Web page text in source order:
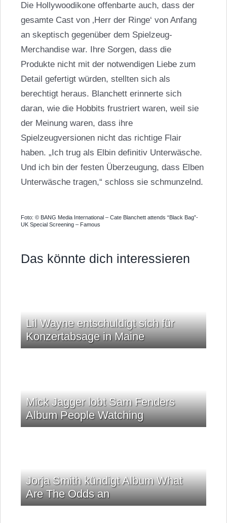
Die Hollywoodikone offenbarte auch, dass der
gesamte Cast von ‚Herr der Ringe‘ von Anfang
an skeptisch gegenüber dem Spielzeug-
Merchandise war. Ihre Sorgen, dass die
Produkte nicht mit der notwendigen Liebe zum
Detail gefertigt würden, stellten sich als
berechtigt heraus. Blanchett erinnerte sich
daran, wie die Hobbits frustriert waren, weil sie
der Meinung waren, dass ihre
Spielzeugversionen nicht das richtige Flair
haben. „Ich trug als Elbin definitiv Unterwäsche.
Und ich bin der festen Überzeugung, dass Elben
Unterwäsche tragen,“ schloss sie schmunzelnd.
Foto: © BANG Media International – Cate Blanchett attends “Black Bag”-
UK Special Screening – Famous
Das könnte dich interessieren
Lil Wayne entschuldigt sich für
Konzertabsage in Maine
Mick Jagger lobt Sam Fenders
Album People Watching
Jorja Smith kündigt Album What
Are The Odds an